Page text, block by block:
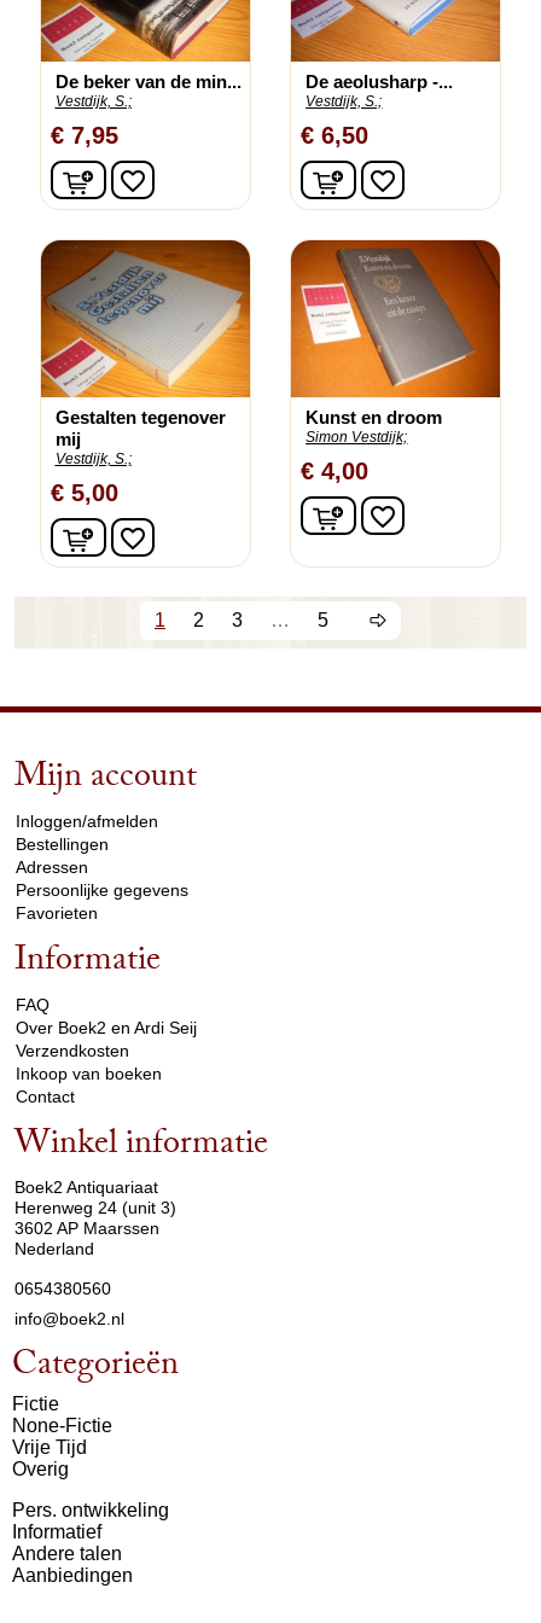
De beker van de min...
Vestdijk, S.;
€ 7,95
In winkelwagen
favorite_border
De aeolusharp -...
Vestdijk, S.;
€ 6,50
In winkelwagen
favorite_border
Gestalten tegenover
mij
Vestdijk, S.;
€ 5,00
In winkelwagen
favorite_border
Kunst en droom
Simon Vestdijk;
€ 4,00
In winkelwagen
favorite_border
1 2 3 … 5
Mijn account
Inloggen/afmelden
Bestellingen
Adressen
Persoonlijke gegevens
Favorieten
Informatie
FAQ
Over Boek2 en Ardi Seij
Verzendkosten
Inkoop van boeken
Contact
Winkel informatie
Boek2 Antiquariaat
Herenweg 24 (unit 3)
3602 AP Maarssen
Nederland
0654380560
info@boek2.nl
Categorieën
Fictie
None-Fictie
Vrije Tijd
Overig
Pers. ontwikkeling
Informatief
Andere talen
Aanbiedingen